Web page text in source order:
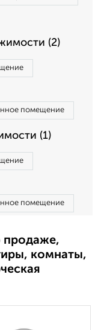
(2)
помещение
(1)
помещение
продаже,
комнаты,